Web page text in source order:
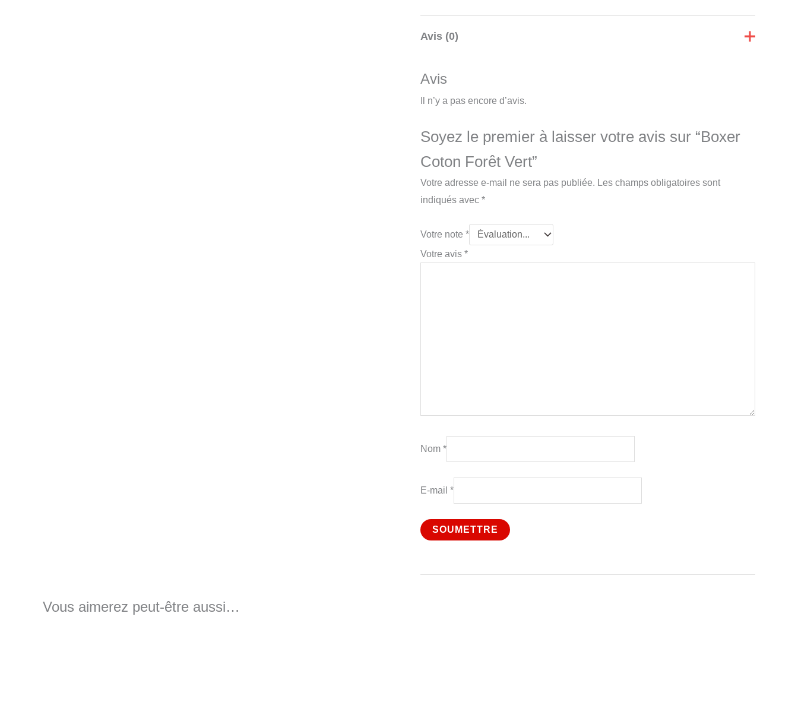
Avis (0)
Avis
Il n’y a pas encore d’avis.
Soyez le premier à laisser votre avis sur “Boxer
Coton Forêt Vert”
Votre adresse e-mail ne sera pas publiée. Les champs obligatoires sont
indiqués avec *
Votre note *
Votre avis *
Nom *
E-mail *
Vous aimerez peut-être aussi…